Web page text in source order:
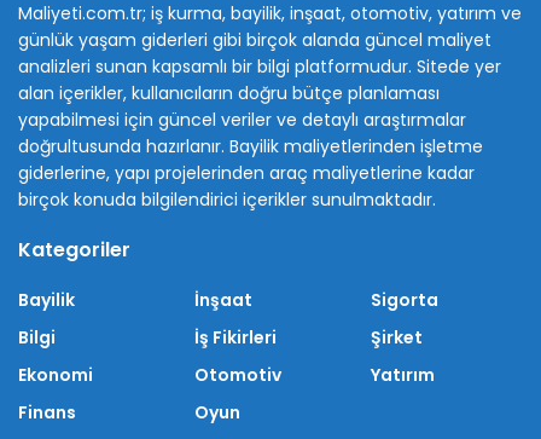
Maliyeti.com.tr; iş kurma, bayilik, inşaat, otomotiv, yatırım ve
günlük yaşam giderleri gibi birçok alanda güncel maliyet
analizleri sunan kapsamlı bir bilgi platformudur. Sitede yer
alan içerikler, kullanıcıların doğru bütçe planlaması
yapabilmesi için güncel veriler ve detaylı araştırmalar
doğrultusunda hazırlanır. Bayilik maliyetlerinden işletme
giderlerine, yapı projelerinden araç maliyetlerine kadar
birçok konuda bilgilendirici içerikler sunulmaktadır.
Kategoriler
Bayilik
Bilgi
Ekonomi
Finans
İnşaat
İş Fikirleri
Otomotiv
Oyun
Sigorta
Şirket
Yatırım